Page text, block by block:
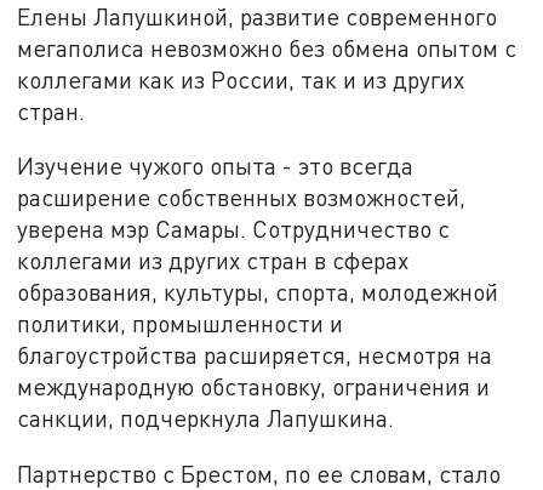
Елены Лапушкиной, развитие современного
мегаполиса невозможно без обмена опытом с
коллегами как из России, так и из других
стран.
Изучение чужого опыта - это всегда
расширение собственных возможностей,
уверена мэр Самары. Сотрудничество с
коллегами из других стран в сферах
образования, культуры, спорта, молодежной
политики, промышленности и
благоустройства расширяется, несмотря на
международную обстановку, ограничения и
санкции, подчеркнула Лапушкина.
Партнерство с Брестом, по ее словам, стало